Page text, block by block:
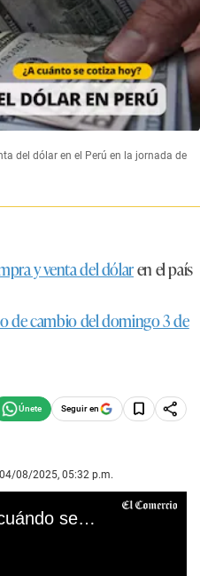
del dólar en el Perú en la jornada de
y venta del dólaren el país
de cambio del domingo 3 de
Seguir en
08/2025, 05:32 p.m.
Yape y Plin: ¿desde cuándo se podrán hacer transferencias entre ambas billeteras?